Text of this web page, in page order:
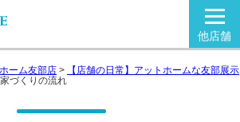
他店舗
ーム友部店 >
【店舗の日常】アットホームな友部展示
づくりの流れ